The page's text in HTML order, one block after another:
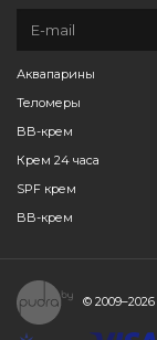
Аквапарины
Теломеры
BB-крем
Крем 24 часа
SPF крем
BB-крем
© 2009–2026